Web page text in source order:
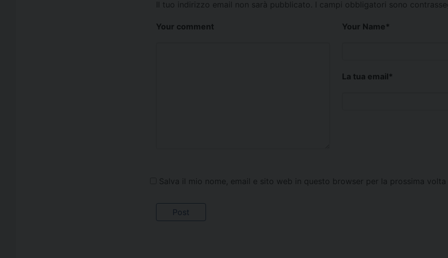
Il tuo indirizzo email non sarà pubblicato. I campi obbligatori sono
Your comment Your Name*
La tua email*
Salva il mio nome, email e sito web in questo browser per la prossima